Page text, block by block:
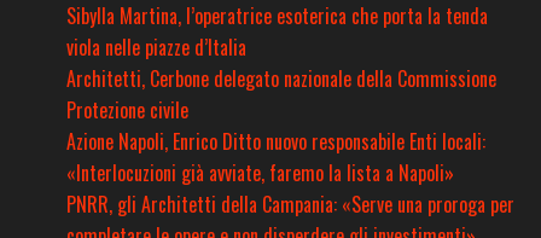
Sibylla Martina, l’operatrice esoterica che porta la tenda
viola nelle piazze d’Italia
Architetti, Cerbone delegato nazionale della Commissione
Protezione civile
Azione Napoli, Enrico Ditto nuovo responsabile Enti locali:
«Interlocuzioni già avviate, faremo la lista a Napoli»
PNRR, gli Architetti della Campania: «Serve una proroga per